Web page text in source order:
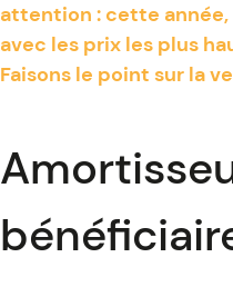
attention : cette
avec les prix les plus
Faisons le point sur la